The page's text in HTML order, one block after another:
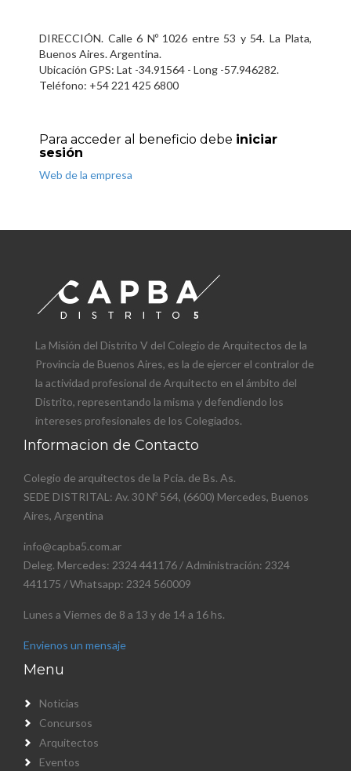
DIRECCIÓN. Calle 6 Nº 1026 entre 53 y 54. La Plata,
Buenos Aires. Argentina.
Ubicación GPS: Lat -34.91564 - Long -57.946282.
Teléfono: +54 221 425 6800
Para acceder al beneficio debe iniciar
sesión
Web de la empresa
La Misión del Distrito V del Colegio de Arquitectos de la
Provincia de Buenos Aires, es la de ejercer el contralor de
la actividad profesional de Arquitecto en el ámbito del
Distrito, representando la misma y defendiendo los
intereses profesionales de los Colegiados.
Informacion de Contacto
Colegio de arquitectos de la Pcia. de Bs. As.
SEDE DISTRITAL: Av. 30 Nº 564, (6600) Mercedes, Buenos
Aires, Argentina
info@capba5.com.ar
Deleg. Mercedes: 2324 441176 / Administración: 2324
441175 / Whatsapp: 2324 560009
Lunes a Viernes de 8 a 13 y de 14 a 16 hs.
Envienos un mensaje
Menu
Noticias
Concursos
Arquitectos
Eventos